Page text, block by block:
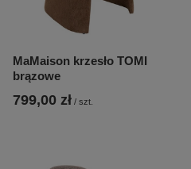
MaMaison krzesło TOMI
brązowe
799,00 zł / szt.